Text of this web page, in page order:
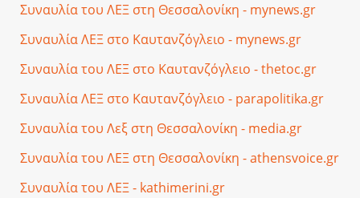
Συναυλία του ΛΕΞ στη Θεσσαλονίκη - mynews.gr
Συναυλία ΛΕΞ στο Καυτανζόγλειο - mynews.gr
Συναυλία του ΛΕΞ στο Καυτανζόγλειο - thetoc.gr
Συναυλία ΛΕΞ στο Καυτανζόγλειο - parapolitika.gr
Συναυλία του Λεξ στη Θεσσαλονίκη - media.gr
Συναυλία του ΛΕΞ στη Θεσσαλονίκη - athensvoice.gr
Συναυλία του ΛΕΞ - kathimerini.gr